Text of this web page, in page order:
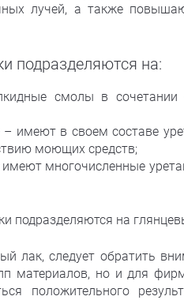
лучей, а также
подразделяются на:
смолы в
– имеют в своем составе
моющих средств;
многочисленные
подразделяются на
лак, следует обратить
материалов, но и для
положительного